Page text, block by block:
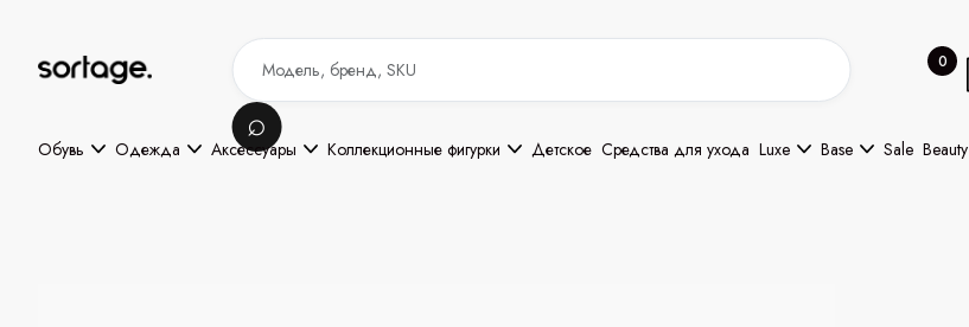
0
Обувь Одежда Аксессуары Коллекционные фигурки Детское Средства для ухода Luxe Base Sale Beauty